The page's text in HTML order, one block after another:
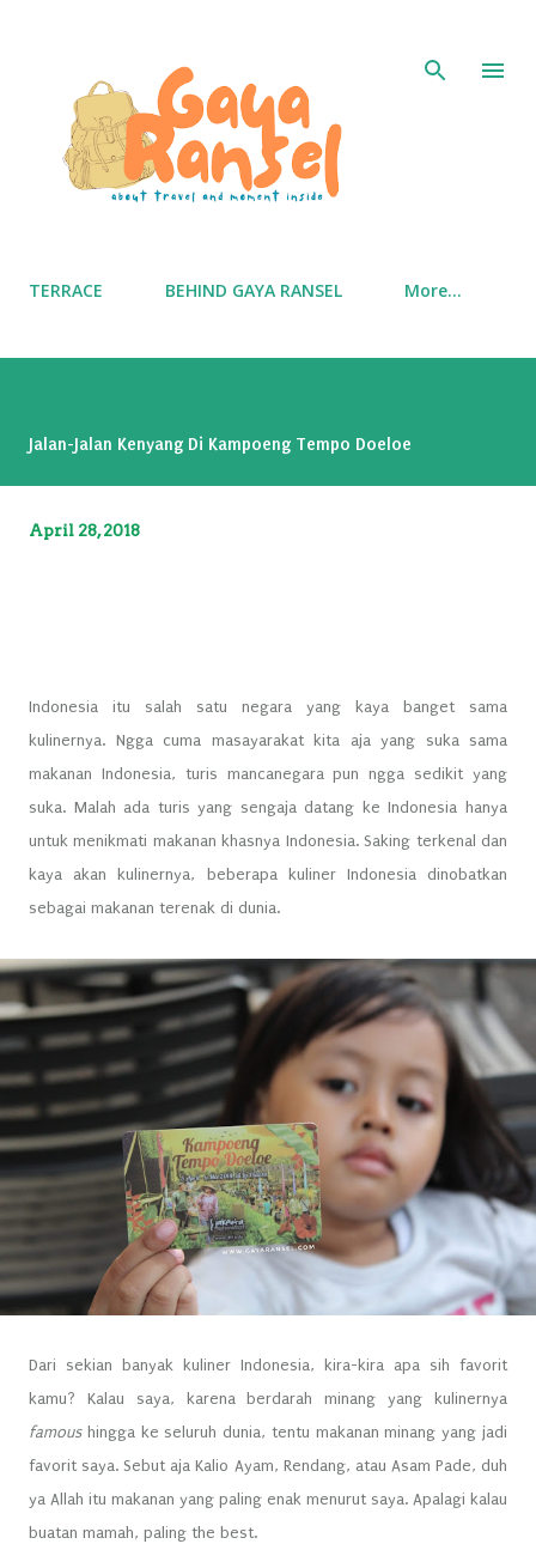
TERRACE BEHIND GAYA RANSEL More…
Jalan-Jalan Kenyang Di Kampoeng Tempo Doeloe
April 28, 2018
Indonesia itu salah satu negara yang kaya banget sama
kulinernya. Ngga cuma masayarakat kita aja yang suka sama
makanan Indonesia, turis mancanegara pun ngga sedikit yang
suka. Malah ada turis yang sengaja datang ke Indonesia hanya
untuk menikmati makanan khasnya Indonesia. Saking terkenal dan
kaya akan kulinernya, beberapa kuliner Indonesia dinobatkan
sebagai makanan terenak di dunia.
Dari sekian banyak kuliner Indonesia, kira-kira apa sih favorit
kamu? Kalau saya, karena berdarah minang yang kulinernya
famoushingga ke seluruh dunia, tentu makanan minang yang jadi
favorit saya. Sebut aja Kalio Ayam, Rendang, atau Asam Pade, duh
ya Allah itu makanan yang paling enak menurut saya. Apalagi kalau
buatan mamah, paling the best.